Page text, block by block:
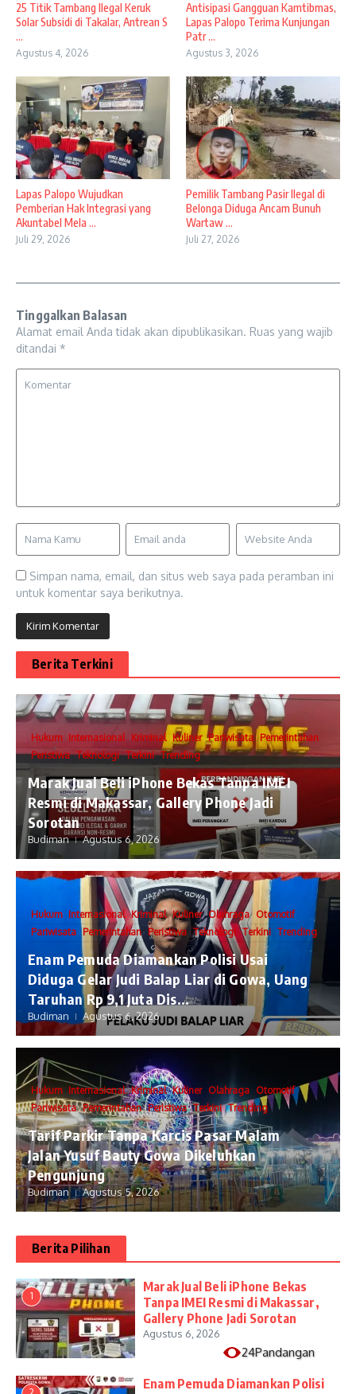
25 Titik Tambang Ilegal Keruk
Solar Subsidi di Takalar, Antrean S
...
Agustus 4, 2026
Antisipasi Gangguan Kamtibmas,
Lapas Palopo Terima Kunjungan
Patr ...
Agustus 3, 2026
Lapas Palopo Wujudkan
Pemberian Hak Integrasi yang
Akuntabel Mela ...
Juli 29, 2026
Pemilik Tambang Pasir Ilegal di
Belonga Diduga Ancam Bunuh
Wartaw ...
Juli 27, 2026
Tinggalkan Balasan
Alamat email Anda tidak akan dipublikasikan. Ruas yang wajib
ditandai *
Simpan nama, email, dan situs web saya pada peramban ini
untuk komentar saya berikutnya.
Berita Terkini
Hukum Internasional Kriminal Kuliner Pariwisata Pemerintahan
Peristiwa Teknologi Terkini Trending
​Marak Jual Beli iPhone Bekas Tanpa IMEI
Resmi di Makassar, Gallery Phone Jadi
Sorotan
Budiman Agustus 6, 2026
Hukum Internasional Kriminal Kuliner Olahraga Otomotif
Pariwisata Pemerintahan Peristiwa Teknologi Terkini Trending
Enam Pemuda Diamankan Polisi Usai
Diduga Gelar Judi Balap Liar di Gowa, Uang
Taruhan Rp 9,1 Juta Dis...
Budiman Agustus 6, 2026
Hukum Internasional Kriminal Kuliner Olahraga Otomotif
Pariwisata Pemerintahan Peristiwa Terkini Trending
Tarif Parkir Tanpa Karcis Pasar Malam
Jalan Yusuf Bauty Gowa Dikeluhkan
Pengunjung
Budiman Agustus 5, 2026
Berita Pilihan
1
​Marak Jual Beli iPhone Bekas
Tanpa IMEI Resmi di Makassar,
Gallery Phone Jadi Sorotan
Agustus 6, 2026
24Pandangan
Enam Pemuda Diamankan Polisi